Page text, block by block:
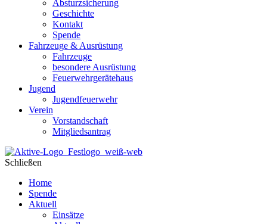
Absturzsicherung
Geschichte
Kontakt
Spende
Fahrzeuge & Ausrüstung
Fahrzeuge
besondere Ausrüstung
Feuerwehrgerätehaus
Jugend
Jugendfeuerwehr
Verein
Vorstandschaft
Mitgliedsantrag
Schließen
Home
Spende
Aktuell
Einsätze